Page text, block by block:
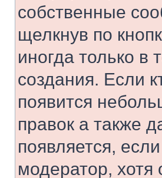
собственные
щелкнув по
иногда только в
создания. Если
появится
правок а также
появляется,
модератор, хотя